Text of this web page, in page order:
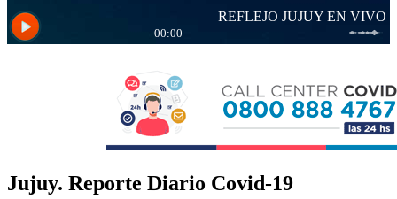
Jujuy. Reporte Diario Covid-19